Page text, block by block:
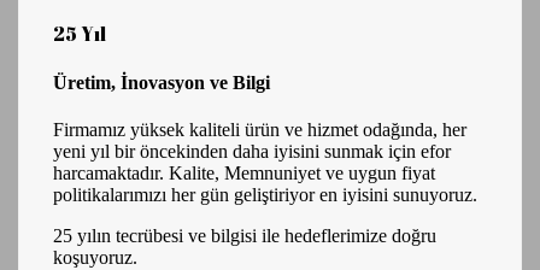
25 Yıl
Üretim, İnovasyon ve Bilgi
Firmamız yüksek kaliteli ürün ve hizmet odağında, her
yeni yıl bir öncekinden daha iyisini sunmak için efor
harcamaktadır. Kalite, Memnuniyet ve uygun fiyat
politikalarımızı her gün geliştiriyor en iyisini sunuyoruz.
25 yılın tecrübesi ve bilgisi ile hedeflerimize doğru
koşuyoruz.